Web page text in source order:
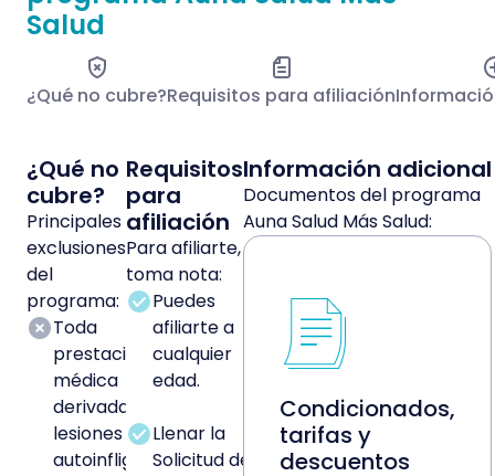
Salud
¿Qué no cubre?Requisitos para afiliación
¿Qué no
cubre?
Principales
exclusiones
del
programa:
Toda
prestación
médica
derivada de
lesiones
autoinfligidas,
Requisitos
para
afiliación
Para afiliarte,
toma nota:
Puedes
afiliarte a
cualquier
edad.
Llenar la
Solicitud de
Información adicional
Documentos del programa
Auna Salud Más Salud:
Condicionados,
tarifas y
descuentos